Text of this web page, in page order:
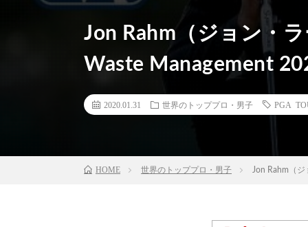
Jon Rahm（ジョン・
Waste Management
2020.01.31 世界のトッププロ・男子 PGA
HOME 世界のトッププロ・男子 Jon Rahm（